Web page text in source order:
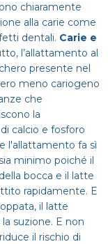
chiaramente
alla carie come
dentali. Carie e
l’allattamento al
presente nel
meno cariogeno
che
la
calcio e fosforo
l'allattamento fa sì
minimo poiché il
bocca e il latte
rapidamente. E
il latte
suzione. E non
il rischio di